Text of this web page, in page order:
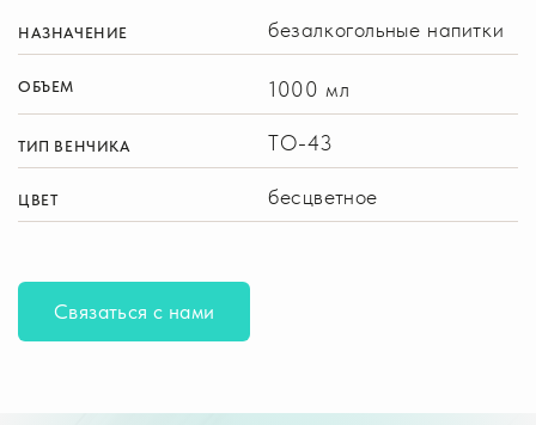
НАЗНАЧЕНИЕ безалкогольные напитки
ОБЪЕМ 1000 мл
ТИП ВЕНЧИКА ТО-43
ЦВЕТ бесцветное
Связаться с нами